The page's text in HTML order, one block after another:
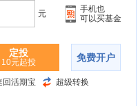
元
手机也
可以买基金
定投
10元起投 免费开户
回活期宝 超级转换